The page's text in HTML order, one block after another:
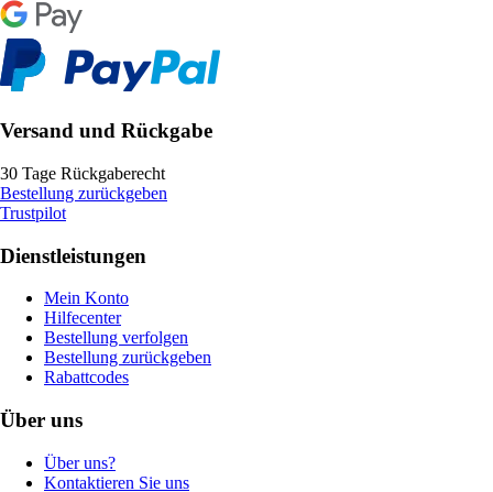
Versand und Rückgabe
30 Tage Rückgaberecht
Bestellung zurückgeben
Trustpilot
Dienstleistungen
Mein Konto
Hilfecenter
Bestellung verfolgen
Bestellung zurückgeben
Rabattcodes
Über uns
Über uns?
Kontaktieren Sie uns